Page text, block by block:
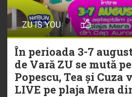
ZU IS YOU
În perioada 3-7
de Vară ZU se mută
Popescu, Tea și
LIVE pe plaja Mera